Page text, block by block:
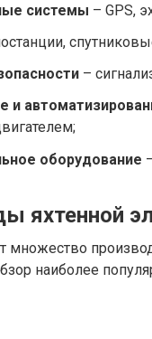
системы – GPS,
–
и
оборудование
яхтенной
множество
наиболее